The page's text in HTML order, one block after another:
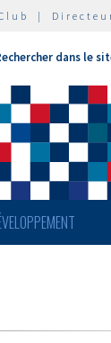
|
dans le